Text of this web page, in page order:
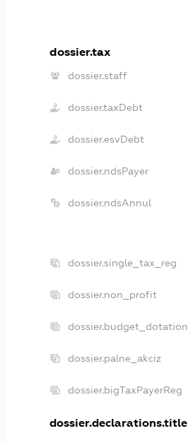
dossier.tax
dossier.staff
dossier.taxDebt
dossier.esvDebt
dossier.ndsPayer
dossier.ndsAnnul
dossier.single_tax_reg
dossier.non_profit
dossier.budget_dotation
dossier.palne_akciz
dossier.bigTaxPayerReg
dossier.declarations.title